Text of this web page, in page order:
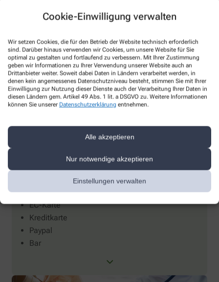
Cookie-Einwilligung verwalten
Wir setzen Cookies, die für den Betrieb der Website technisch erforderlich
sind. Darüber hinaus verwenden wir Cookies, um unsere Website für Sie
optimal zu gestalten und fortlaufend zu verbessern. Mit Ihrer Zustimmung
geben wir Informationen zu Ihrer Verwendung unserer Website auch an
Drittanbieter weiter. Soweit dabei Daten in Ländern verarbeitet werden, in
denen kein angemessenes Datenschutzniveau besteht, stimmen Sie mit Ihrer
Einwilligung zur Nutzung dieser Dienste auch der Verarbeitung Ihrer Daten in
diesen Ländern gem. Artikel 49 Abs. 1 lit. a DSGVO zu. Weitere Informationen
können Sie unserer Datenschutzerklärung entnehmen.
Alle akzeptieren
Nur notwendige akzeptieren
Einstellungen verwalten
Verleih
Babywaagen
Blutdruckmessgeräte
Milchpumpen
Zahlungsarten
EC-Karte
Kreditkarte
Paypal
Bar